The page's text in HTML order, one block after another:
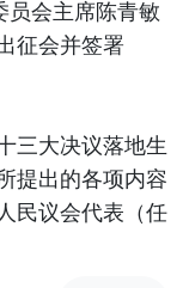
员会主席陈青敏
征会并签署
三大决议落地生
提出的各项内容
民议会代表（任